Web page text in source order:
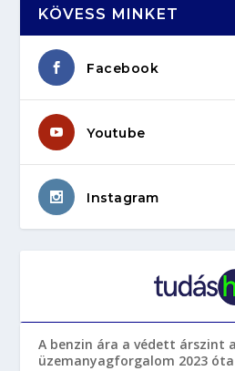
KÖVESS MINKET
Facebook
Youtube
Instagram
A benzin ára a védett árszint
üzemanyagforgalom 2023 óta